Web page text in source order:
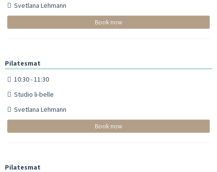
Svetlana Lehmann
Book now
Pilatesmat
10:30 - 11:30
Studio li-belle
Svetlana Lehmann
Book now
Pilatesmat